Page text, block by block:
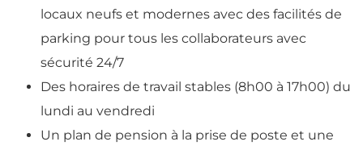
locaux neufs et modernes avec des facilités de
parking pour tous les collaborateurs avec
sécurité 24/7
Des horaires de travail stables (8h00 à 17h00) du
lundi au vendredi
Un plan de pension à la prise de poste et une